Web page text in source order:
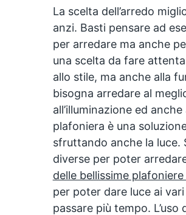
La scelta dell’arredo
anzi. Basti pensare ad
per arredare ma anche
una scelta da fare
allo stile, ma anche alla
bisogna arredare al
all’illuminazione ed
plafoniera è una
sfruttando anche la
diverse per poter
delle bellissime
per poter dare luce ai
passare più tempo.